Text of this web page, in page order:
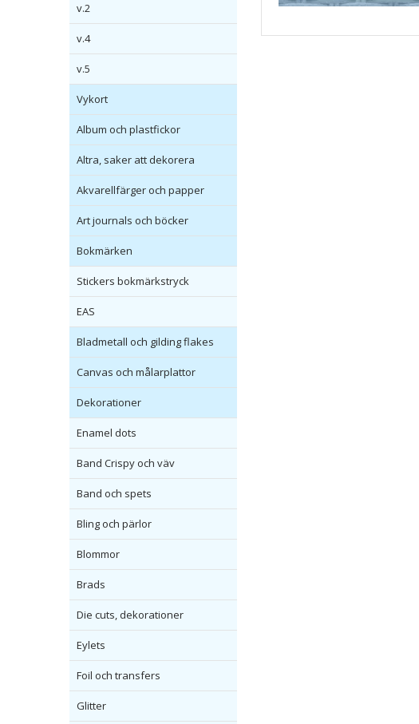
v.2
v.4
v.5
Vykort
Album och plastfickor
Altra, saker att dekorera
Akvarellfärger och papper
Art journals och böcker
Bokmärken
Stickers bokmärkstryck
EAS
Bladmetall och gilding flakes
Canvas och målarplattor
Dekorationer
Enamel dots
Band Crispy och väv
Band och spets
Bling och pärlor
Blommor
Brads
Die cuts, dekorationer
Eylets
Foil och transfers
Glitter